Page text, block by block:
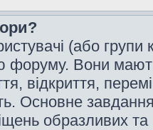
(або
форуму. Вони
відкриття,
Основне
образливих